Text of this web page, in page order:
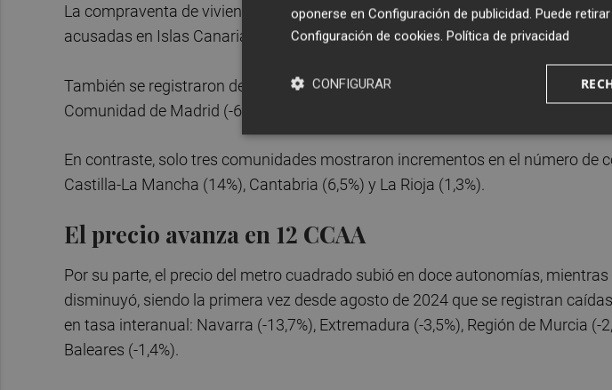
La compraventa de vivienda descendió en 14 comunidades autónomas, con
acusadas en Islas Canarias (-21%), Navarra (-19,2%), Islas Baleares (-18,6%) y
También se registraron descensos, aunque más moderados que la media
Comunidad de Madrid (-6%), País Vasco (-5,6%), Extremadura (-3,6%) y Castilla
En contraste, solo tres comunidades mostraron incrementos en el número de
Castilla-La Mancha (14%), Cantabria (6,5%) y La Rioja (1,3%).
El precio avanza en 12 CCAA
Por su parte, el precio del metro cuadrado subió en doce autonomías,
disminuyó, siendo la primera vez desde agosto de 2024 que se registran
en tasa interanual: Navarra (-13,7%), Extremadura (-3,5%), Región de Murcia (-
Baleares (-1,4%).
oponerse en Configuración de publicidad. Puede
Configuración de cookies. Política de privacidad
CONFIGURAR